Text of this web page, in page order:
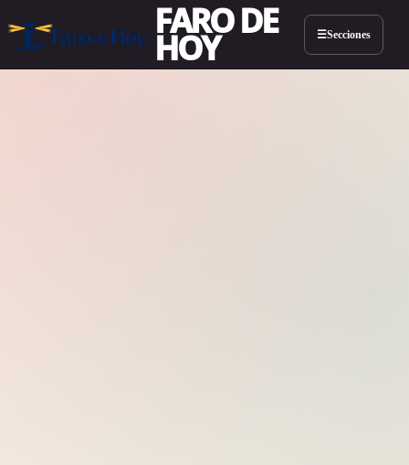
FARO DE
HOY ☰Secciones